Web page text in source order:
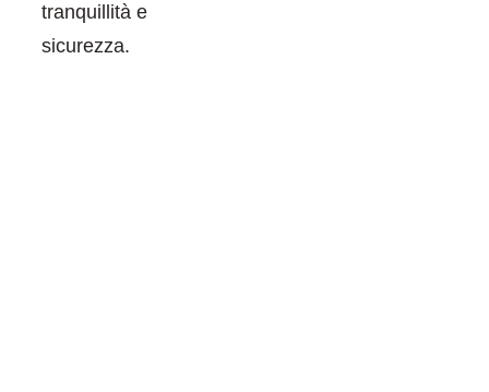
tranquillità e
sicurezza.